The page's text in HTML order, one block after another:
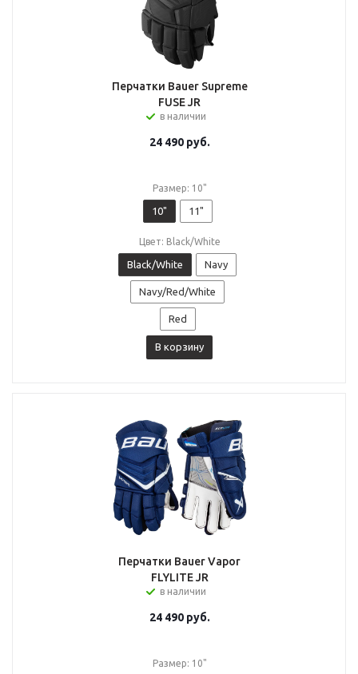
Перчатки Bauer Supreme
FUSE JR
в наличии
24 490руб.
Размер: 10"
10" 11"
Цвет: Black/White
Black/White Navy
Navy/Red/White
Red
В корзину
Перчатки Bauer Vapor
FLYLITE JR
в наличии
24 490руб.
Размер: 10"